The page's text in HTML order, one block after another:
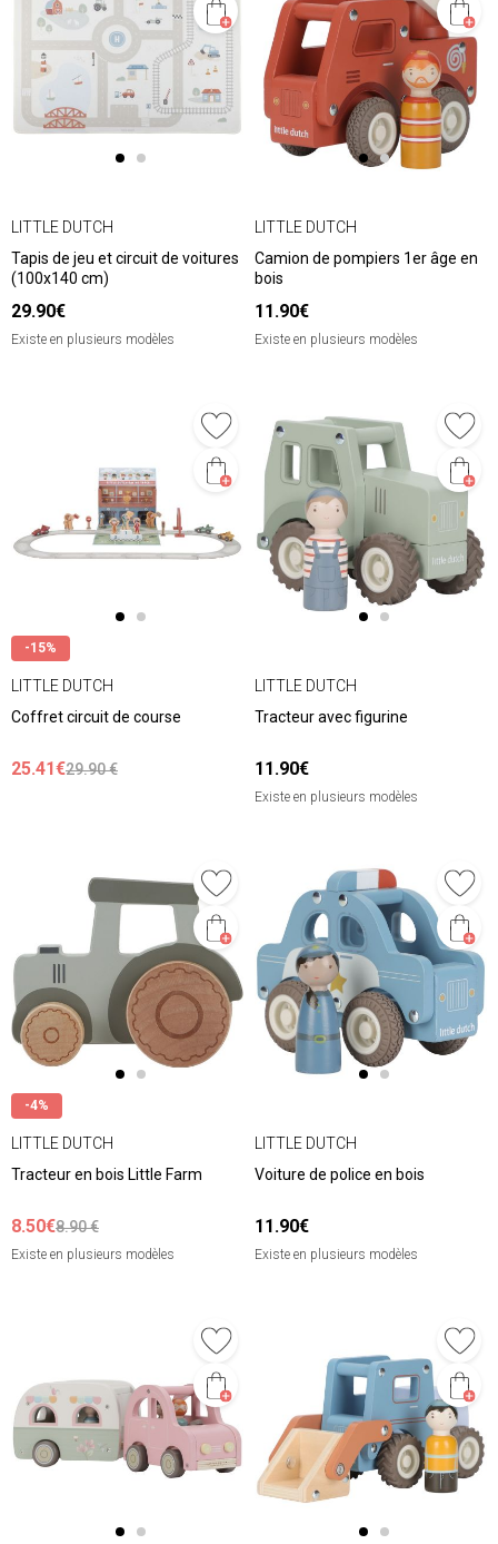
LITTLE DUTCH
Tapis de jeu et circuit de voitures
(100x140 cm)
29.90€
Existe en plusieurs modèles
LITTLE DUTCH
Camion de pompiers 1er âge en
bois
11.90€
Existe en plusieurs modèles
-15%
LITTLE DUTCH
Coffret circuit de course
25.41€29.90 €
LITTLE DUTCH
Tracteur avec figurine
11.90€
Existe en plusieurs modèles
-4%
LITTLE DUTCH
Tracteur en bois Little Farm
8.50€8.90 €
Existe en plusieurs modèles
LITTLE DUTCH
Voiture de police en bois
11.90€
Existe en plusieurs modèles